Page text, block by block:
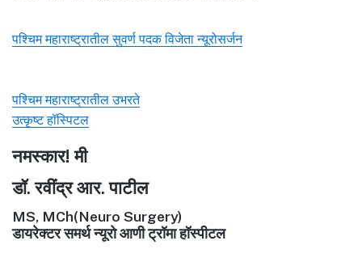
पश्चिम महाराष्ट्रातील सुवर्ण पदक विजेता न्यूरोसर्जन
पश्चिम महाराष्ट्रातील उभरते
उत्कृष्ट हॉस्पिटल
नमस्कार! मी
डॉ. रवींद्र आर. पाटील
MS, MCh(Neuro Surgery)
डायरेक्टर समर्थ न्यूरो आणी ट्रॉमा हॉस्पीटल